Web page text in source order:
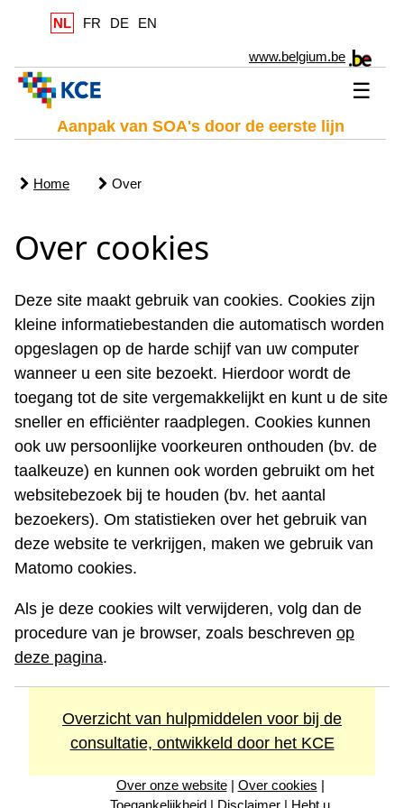
NL FR DE EN
www.belgium.be
☰
Aanpak van SOA's door de eerste lijn
Home Over
Over cookies
Deze site maakt gebruik van cookies. Cookies zijn
kleine informatiebestanden die automatisch worden
opgeslagen op de harde schijf van uw computer
wanneer u een site bezoekt. Hierdoor wordt de
toegang tot de site vergemakkelijkt en kunt u de site
sneller en efficiënter raadplegen. Cookies kunnen
ook uw persoonlijke voorkeuren onthouden (bv. de
taalkeuze) en kunnen ook worden gebruikt om het
websitebezoek bij te houden (bv. het aantal
bezoekers). Om statistieken over het gebruik van
deze website te verkrijgen, maken we gebruik van
Matomo cookies.
Als je deze cookies wilt verwijderen, volg dan de
procedure van je browser, zoals beschreven op
deze pagina.
Overzicht van hulpmiddelen voor bij de
consultatie, ontwikkeld door het KCE
Over onze website| Over cookies |